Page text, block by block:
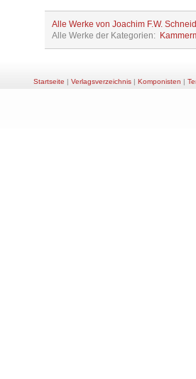
Alle Werke von Joachim F.W.
Alle Werke der Kategorien:
Startseite | Verlagsverzeichnis| Komponisten |